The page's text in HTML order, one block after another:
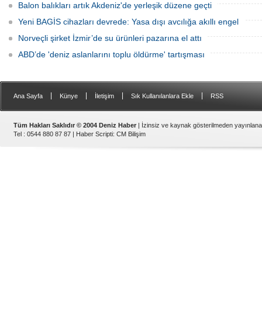
Balon balıkları artık Akdeniz'de yerleşik düzene geçti
Yeni BAGİS cihazları devrede: Yasa dışı avcılığa akıllı engel
Norveçli şirket İzmir’de su ürünleri pazarına el attı
ABD’de 'deniz aslanlarını toplu öldürme' tartışması
Ana Sayfa Künye İletişim Sık Kullanılanlara Ekle RSS
Tüm Hakları Saklıdır © 2004 Deniz Haber | İzinsiz ve kaynak gösterilmeden
Tel : 0544 880 87 87 | Haber Scripti: CM Bilişim